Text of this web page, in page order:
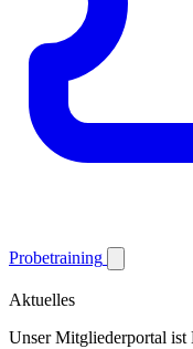
Probetraining
Aktuelles
Unser Mitgliederportal